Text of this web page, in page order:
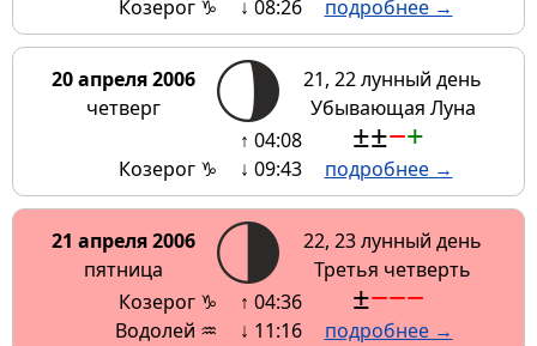
Козерог ♑
↓ 08:26
подробнее →
20 апреля 2006
четверг
21, 22 лунный день
Убывающая Луна
Козерог ♑
↑ 04:08
↓ 09:43
±±−+
подробнее →
21 апреля 2006
пятница
22, 23 лунный день
Третья четверть
Козерог ♑
Водолей ♒
↑ 04:36
↓ 11:16
±−−−
подробнее →